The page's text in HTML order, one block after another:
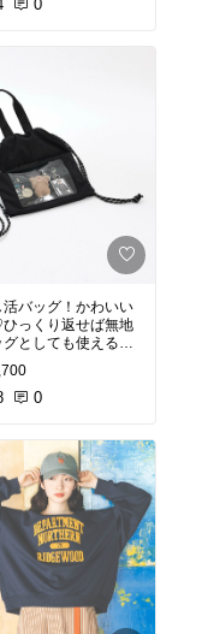
0
活バッグ！かわいい
っくり返せば無地
としても使える。
で結構大きめ
0